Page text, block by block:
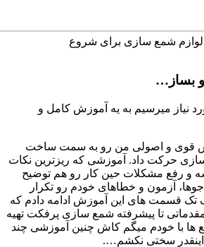
شمع سازی برای شروع
بساز…
نیاز میرسیم به یه آموزش کامل و
قوی و اصولی من رو به سمت ساخت
تا ۱۰۰ شمع سازی حرکت داد. آموزشی که ریزترین نکات
و رفع مشکلات حین کار رو هم توضیح
آزمون و خطاهای خودم رو تکرار
تک قسمت های این آموزش ادامه دادم که
تا پیشرفته شمع سازی پرفکت تهیه
ها با خودم میگم کاش چنین آموزشی چند
سختی نکشم….